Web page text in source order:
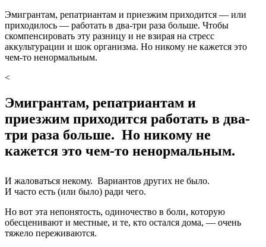
Эмигрантам, репатриантам и приезжим приходится — или
приходилось — работать в два-три раза больше. Чтобы
скомпенсировать эту разницу и не взирая на стресс
аккультурации и шок организма. Но никому не кажется это
чем-то ненормальным.
<
Эмигрантам, репатриантам и
приезжим приходится работать в два-
три раза больше. Но никому не
кажется это чем-то ненормальным.
И жаловаться некому. Вариантов других не было.
И часто есть (или было) ради чего.
Но вот эта непонятость, одиночество в боли, которую
обесценивают и местные, и те, кто остался дома, — очень
тяжело переживаются.